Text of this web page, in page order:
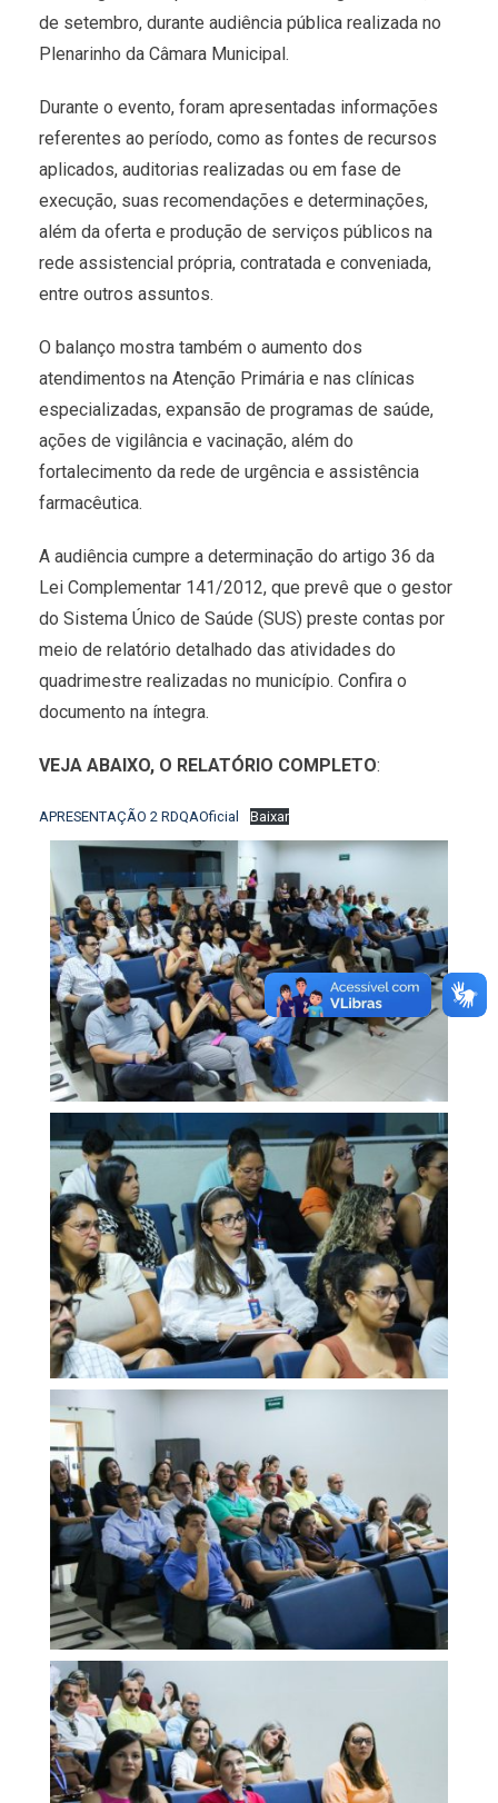
de setembro, durante audiência pública realizada no
Plenarinho da Câmara Municipal.
Durante o evento, foram apresentadas informações
referentes ao período, como as fontes de recursos
aplicados, auditorias realizadas ou em fase de
execução, suas recomendações e determinações,
além da oferta e produção de serviços públicos na
rede assistencial própria, contratada e conveniada,
entre outros assuntos.
O balanço mostra também o aumento dos
atendimentos na Atenção Primária e nas clínicas
especializadas, expansão de programas de saúde,
ações de vigilância e vacinação, além do
fortalecimento da rede de urgência e assistência
farmacêutica.
A audiência cumpre a determinação do artigo 36 da
Lei Complementar 141/2012, que prevê que o gestor
do Sistema Único de Saúde (SUS) preste contas por
meio de relatório detalhado das atividades do
quadrimestre realizadas no município. Confira o
documento na íntegra.
VEJA ABAIXO, O RELATÓRIO COMPLETO:
APRESENTAÇÃO 2 RDQAOficial Baixar